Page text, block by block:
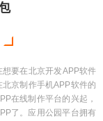
要在北京开发APP软件
京制作手机APP软件的
在线制作平台的兴起，
了。应用公园平台拥有